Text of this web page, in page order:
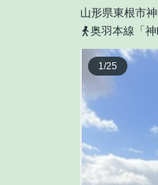
山形県東根市
奥羽本線「
1/25